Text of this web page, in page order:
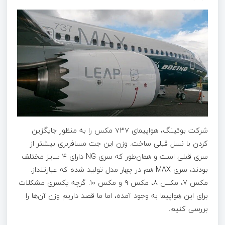
شرکت بوئینگ، هواپیمای ۷۳۷ مکس را به منظور جایگزین
کردن با نسل قبلی ساخت. وزن این جت مسافربری بیشتر از
سری قبلی است و همان‌طور که سری NG دارای ۴ سایز مختلف
بودند، سری MAX هم در چهار مدل تولید شده که عبارتنداز:
مکس ۷، مکس ۸، مکس ۹ و مکس ۱۰. گرچه یکسری مشکلات
برای این هواپیما به وجود آمده، اما ما قصد داریم وزن آن‌ها را
بررسی کنیم.